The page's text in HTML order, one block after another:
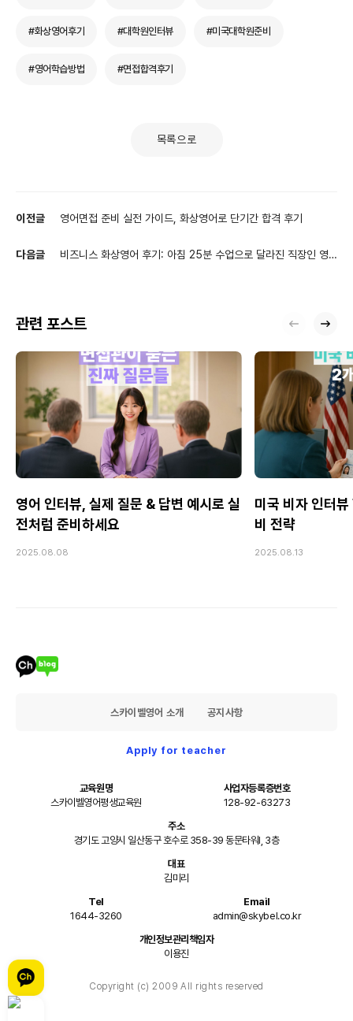
#화상영어후기 #대학원인터뷰 #미국대학원준비
#영어학습방법 #면접합격후기
목록으로
이전글 영어면접 준비 실전 가이드, 화상영어로 단기간 합격 후기
다음글
비즈니스 화상영어 후기: 아침 25분 수업으로 달라진 직장인 영
관련 포스트
영어 인터뷰, 실제 질문 & 답변 예시로 실
전처럼 준비하세요
2025.08.08
미국 비자 인터
비 전략
2025.08.13
스카이벨영어 소개 공지사항
Apply for teacher
교육원명
스카이벨영어평생교육원
사업자등록증번호
128-92-63273
주소
경기도 고양시 일산동구 호수로 358-39 동문타워I, 3층
대표
김미리
Tel
1644-3260
Email
admin@skybel.co.kr
개인정보관리책임자
이용진
Copyright (c) 2009 All rights reserved